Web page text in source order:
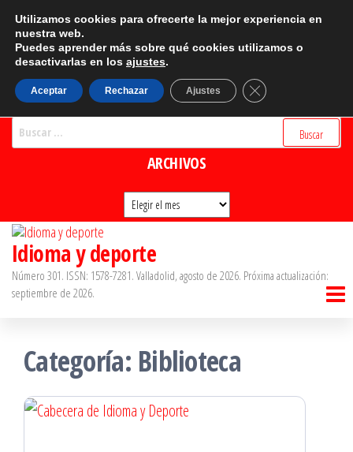
Saltar
contenido
CATEGORÍAS
Categorías
BUSCADOR
ARCHIVOS
Archivos
Idioma y deporte
Número 301. ISSN: 1578-7281. Valladolid, agosto de 2026. Próxima actualización:
septiembre de 2026.
Categoría: Biblioteca
Utilizamos cookies para ofrecerte la mejor experiencia en
nuestra web.
Puedes aprender más sobre qué cookies utilizamos o
desactivarlas en los ajustes.
Aceptar Rechazar Ajustes Cerrar el banner